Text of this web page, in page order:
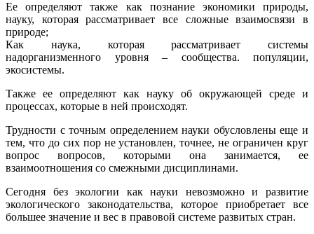
Ее определяют также как познание экономики природы,
науку, которая рассматривает все сложные взаимосвязи в
природе;
Как наука, которая рассматривает системы
надорганизменного уровня – сообщества. популяции,
экосистемы.
Также ее определяют как науку об окружающей среде и
процессах, которые в ней происходят.
Трудности с точным определением науки обусловлены еще и
тем, что до сих пор не установлен, точнее, не ограничен круг
вопрос вопросов, которыми она занимается, ее
взаимоотношения со смежными дисциплинами.
Сегодня без экологии как науки невозможно и развитие
экологического законодательства, которое приобретает все
большее значение и вес в правовой системе развитых стран.